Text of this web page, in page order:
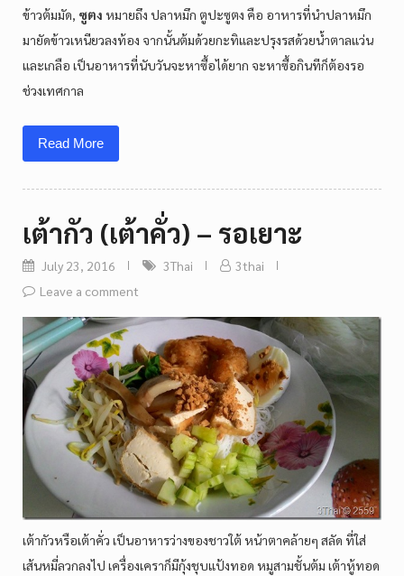
ข้าวต้มมัด, ซูตง หมายถึง ปลาหมึก ตูปะซูตง คือ อาหารที่นำปลาหมึก
มายัดข้าวเหนียวลงท้อง จากนั้นต้มด้วยกะทิและปรุงรสด้วยน้ำตาลแว่น
และเกลือ เป็นอาหารที่นับวันจะหาซื้อได้ยาก จะหาซื้อกินทีก็ต้องรอ
ช่วงเทศกาล
Read More
เต้ากัว (เต้าคั่ว) – รอเยาะ
July 23, 2016 3Thai
3thai
Leave a comment
เต้ากัวหรือเต้าคั่ว เป็นอาหารว่างของชาวใต้ หน้าตาคล้ายๆ สลัด ที่ใส่
เส้นหมี่ลวกลงไป เครื่องเคราก็มีกุ้งชุบแป้งทอด หมูสามชั้นต้ม เต้าหู้ทอด